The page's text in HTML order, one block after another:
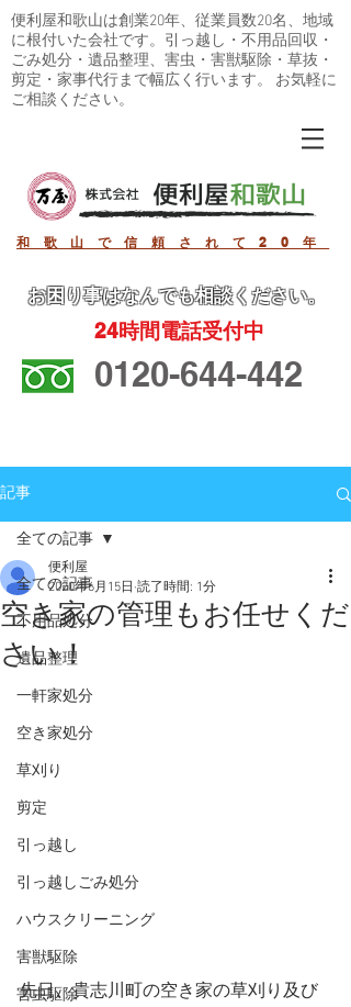
便利屋和歌山は創業20年、従業員数20名、地域
に根付いた会社です。引っ越し・不用品回収・
ごみ処分・遺品整理、害虫・害獣駆除・草抜・
剪定・家事代行まで幅広く行います。 お気軽に
ご相談ください。
和歌山で信頼されて20年
お困り事はなんでも相談ください。
24時間電話受付中
0120-644-442
記事
全ての記事
不用品処分
遺品整理
一軒家処分
空き家処分
草刈り
剪定
引っ越し
引っ越しごみ処分
ハウスクリーニング
害獣駆除
害虫駆除
全ての記事
空き家の管理もお任せくだ
さい！
便利屋
2020年6月15日 読了時間: 1分
先日、貴志川町の空き家の草刈り及び